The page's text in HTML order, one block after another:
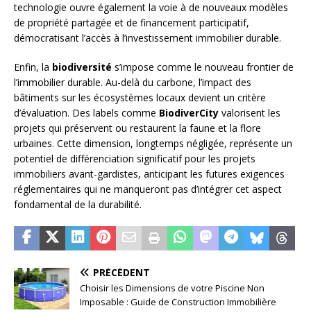
technologie ouvre également la voie à de nouveaux modèles
de propriété partagée et de financement participatif,
démocratisant l’accès à l’investissement immobilier durable.
Enfin, la biodiversité s’impose comme le nouveau frontier de
l’immobilier durable. Au-delà du carbone, l’impact des
bâtiments sur les écosystèmes locaux devient un critère
d’évaluation. Des labels comme BiodiverCity valorisent les
projets qui préservent ou restaurent la faune et la flore
urbaines. Cette dimension, longtemps négligée, représente un
potentiel de différenciation significatif pour les projets
immobiliers avant-gardistes, anticipant les futures exigences
réglementaires qui ne manqueront pas d’intégrer cet aspect
fondamental de la durabilité.
PRÉCÉDENT
Choisir les Dimensions de votre Piscine Non
Imposable : Guide de Construction Immobilière